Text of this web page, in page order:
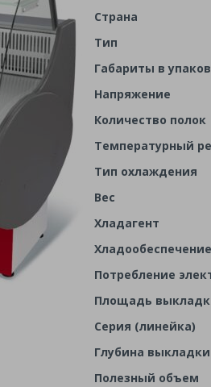
Страна
Тип
Габариты в
Напряжение
Количество полок
Температурный
Тип охлаждения
Вес
Хладагент
Хладообеспечение
Потребление
Площадь
Серия (линейка)
Глубина выкладки
Полезный объем